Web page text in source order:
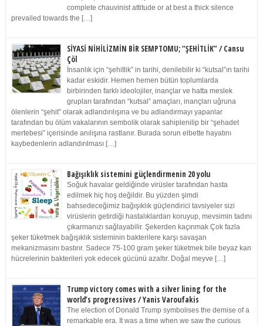
complete chauvinist attitude or at best a thick silence
prevailed towards the […]
SİYASİ NİHİLİZMİN BİR SEMPTOMU; “ŞEHİTLİK” / Cansu
Çöl
İnsanlık için “şehitlik” in tarihi, denilebilir ki “kutsal”ın tarihi
kadar eskidir. Hemen hemen bütün toplumlarda
birbirinden farklı ideolojiler, inançlar ve hatta meslek
grupları tarafından “kutsal” amaçları, inançları uğruna
ölenlerin “şehit” olarak adlandırılışına ve bu adlandırmayı yapanlar
tarafından bu ölüm vakalarının sembolik olarak sahiplenilip bir “şehadet
mertebesi” içerisinde anılışına rastlanır. Burada sorun elbette hayatını
kaybedenlerin adlandırılması […]
Bağışıklık sistemini güçlendirmenin 20 yolu
Soğuk havalar geldiğinde virüsler tarafından hasta
edilmek hiç hoş değildir. Bu yüzden şimdi
bahsedeceğimiz bağışıklık güçlendirici tavsiyeler sizi
virüslerin getirdiği hastalıklardan koruyup, mevsimin tadını
çıkarmanızı sağlayabilir. Şekerden kaçınmak Çok fazla
şeker tüketmek bağışıklık sisteminin bakterilere karşı savaşan
mekanizmasını bastırır. Sadece 75-100 gram şeker tüketmek bile beyaz kan
hücrelerinin bakterileri yok edecek gücünü azaltır. Doğal meyve […]
Trump victory comes with a silver lining for the
world’s progressives / Yanis Varoufakis
The election of Donald Trump symbolises the demise of a
remarkable era. It was a time when we saw the curious